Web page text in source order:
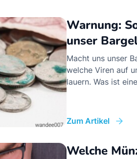
Warnung:
unser
Macht uns unser
welche Viren auf
lauern. Was ist
Zum Artikel
Welche